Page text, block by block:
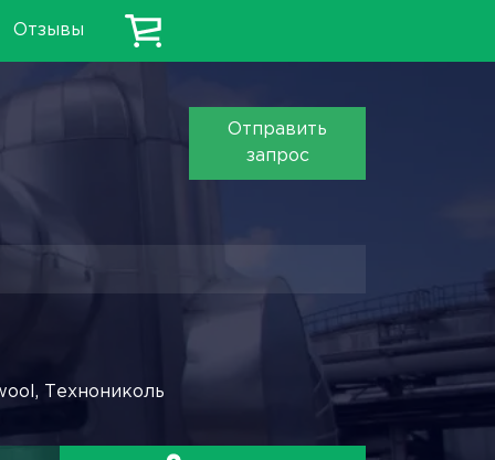
Отзывы
Отправить
запрос
Технониколь